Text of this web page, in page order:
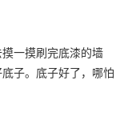
一摸刷完底漆的墙
子。底子好了，哪怕